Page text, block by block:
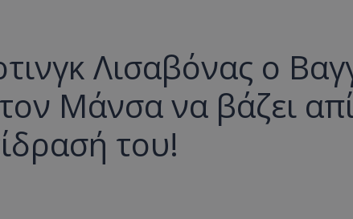
Λισαβόνας ο
Μάνσα να βάζει
του!